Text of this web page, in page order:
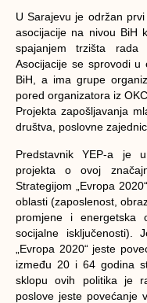
U Sarajevu je održan
asocijacije na nivou BiH
spajanjem trzišta rada
Asocijacije se sprovodi u
BiH, a ima grupe
pored organizatora iz
Projekta zapošljavanja
društva, poslovne
Predstavnik YEP-a je
projekta o ovoj
Strategijom „Evropa
oblasti (zaposlenost,
promjene i energetska
socijalne isključenosti).
„Evropa 2020“ jeste
između 20 i 64 godina
sklopu ovih politika je
poslove jeste povećanje